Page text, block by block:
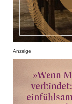
Anzeige